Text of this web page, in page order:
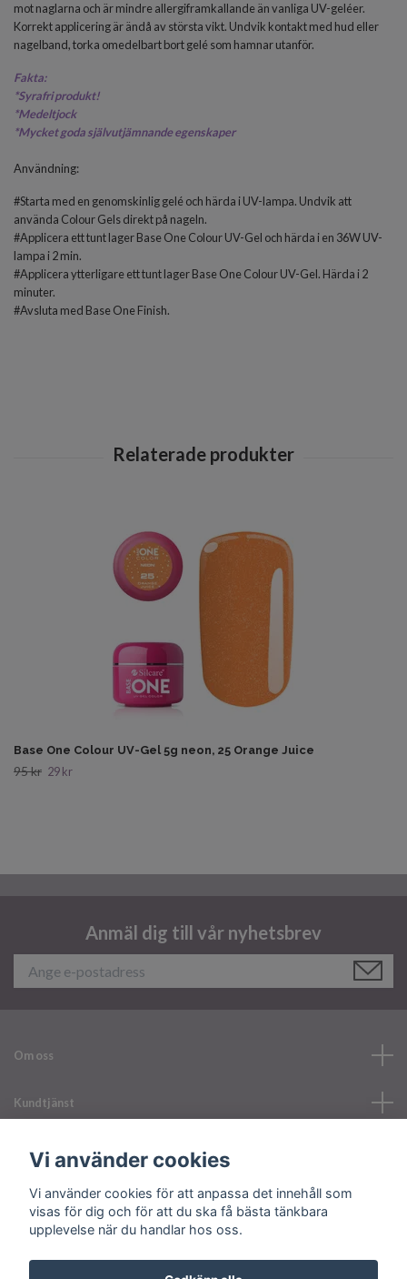
mot naglarna och är mindre allergiframkallande än vanliga UV-geléer.
Korrekt applicering är ändå av största vikt. Undvik kontakt med hud eller
nagelband, torka omedelbart bort gelé som hamnar utanför.
Fakta:
*Syrafri produkt!
*Medeltjock
*Mycket goda självutjämnande egenskaper
Användning:
#Starta med en genomskinlig gelé och härda i UV-lampa. Undvik att
använda Colour Gels direkt på nageln.
#Applicera ett tunt lager Base One Colour UV-Gel och härda i en 36W UV-
lampa i 2 min.
#Applicera ytterligare ett tunt lager Base One Colour UV-Gel. Härda i 2
minuter.
#Avsluta med Base One Finish.
Base One Colour UV-Gel 5g neon, 25 Orange Juice
95 kr 29 kr
Anmäl dig till vår nyhetsbrev
Om oss
Kundtjänst
Läs mer
Sociala medier
Vi använder cookies
Vi använder cookies för att anpassa det innehåll som
visas för dig och för att du ska få bästa tänkbara
upplevelse när du handlar hos oss.